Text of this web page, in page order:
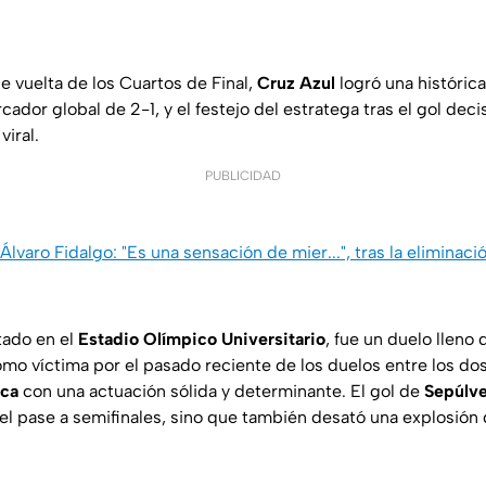
vuelta de los Cuartos de Final, Cruz Azul logró una
global de 2-1, y el festejo del estratega tras el gol
PUBLICIDAD
Álvaro Fidalgo: "Es una sensación de mier...", tras la
en el Estadio Olímpico Universitario, fue un duelo lleno
víctima por el pasado reciente de los duelos entre los
con una actuación sólida y determinante. El gol de
pase a semifinales, sino que también desató una explosión